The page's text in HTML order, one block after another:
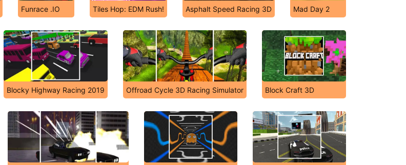
Funrace .IO Tiles Hop: EDM Rush! Asphalt Speed Racing 3D Mad Day 2
Blocky Highway Racing 2019 Offroad Cycle 3D Racing Simulator Block Craft 3D